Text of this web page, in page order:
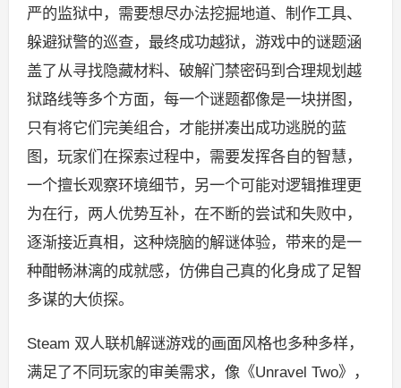
严的监狱中，需要想尽办法挖掘地道、制作工具、
躲避狱警的巡查，最终成功越狱，游戏中的谜题涵
盖了从寻找隐藏材料、破解门禁密码到合理规划越
狱路线等多个方面，每一个谜题都像是一块拼图，
只有将它们完美组合，才能拼凑出成功逃脱的蓝
图，玩家们在探索过程中，需要发挥各自的智慧，
一个擅长观察环境细节，另一个可能对逻辑推理更
为在行，两人优势互补，在不断的尝试和失败中，
逐渐接近真相，这种烧脑的解谜体验，带来的是一
种酣畅淋漓的成就感，仿佛自己真的化身成了足智
多谋的大侦探。
Steam 双人联机解谜游戏的画面风格也多种多样，
满足了不同玩家的审美需求，像《Unravel Two》，